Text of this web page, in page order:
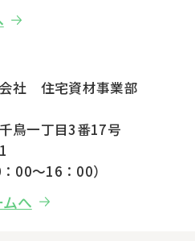
社 住宅資材事業部
鳥一丁目3番17号
00～16：00）
へ